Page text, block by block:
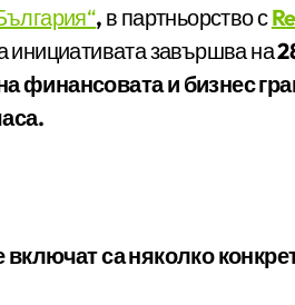
, в партньорство с
инициативата завършва на
финансовата и бизнес
включат са няколко